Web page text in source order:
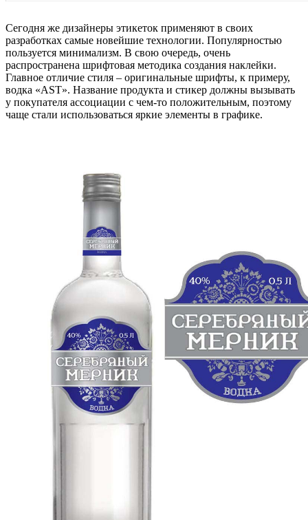
Сегодня же дизайнеры этикеток применяют в своих
разработках самые новейшие технологии. Популярностью
пользуется минимализм. В свою очередь, очень
распространена шрифтовая методика создания наклейки.
Главное отличие стиля – оригинальные шрифты, к примеру,
водка «AST». Название продукта и стикер должны вызывать
у покупателя ассоциации с чем-то положительным, поэтому
чаще стали использоваться яркие элементы в графике.